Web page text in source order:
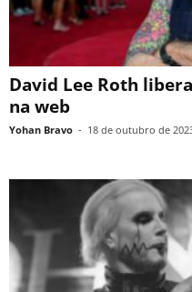
David Lee Roth
na web
Yohan Bravo - 18 de outubro de